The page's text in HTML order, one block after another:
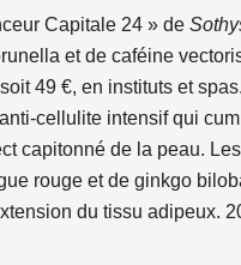
Capitale 24 » de
et de caféine
49 €, en instituts et
cellulite intensif qui
capitonné de la peau.
rouge et de ginkgo
du tissu adipeux.